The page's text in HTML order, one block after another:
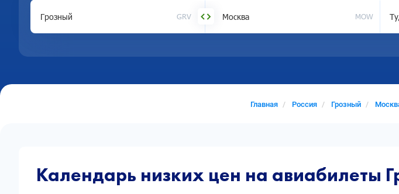
GRV MOW
Главная Россия Грозный
Календарь низких цен на авиабилеты